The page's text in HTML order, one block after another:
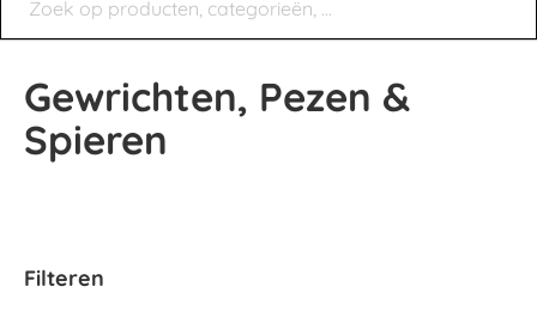
Gewrichten, Pezen &
Spieren
Filteren